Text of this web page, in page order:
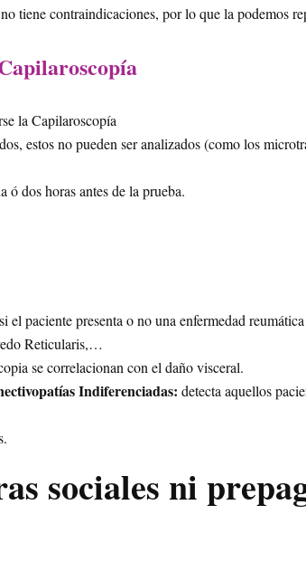
tiene contraindicaciones, por lo que la podemos
la Capilaroscopía
estos no pueden ser analizados (como los
ó dos horas antes de la prueba.
el paciente presenta o no una enfermedad
Reticularis,…
se correlacionan con el daño visceral.
Indiferenciadas: detecta aquellos
sociales ni